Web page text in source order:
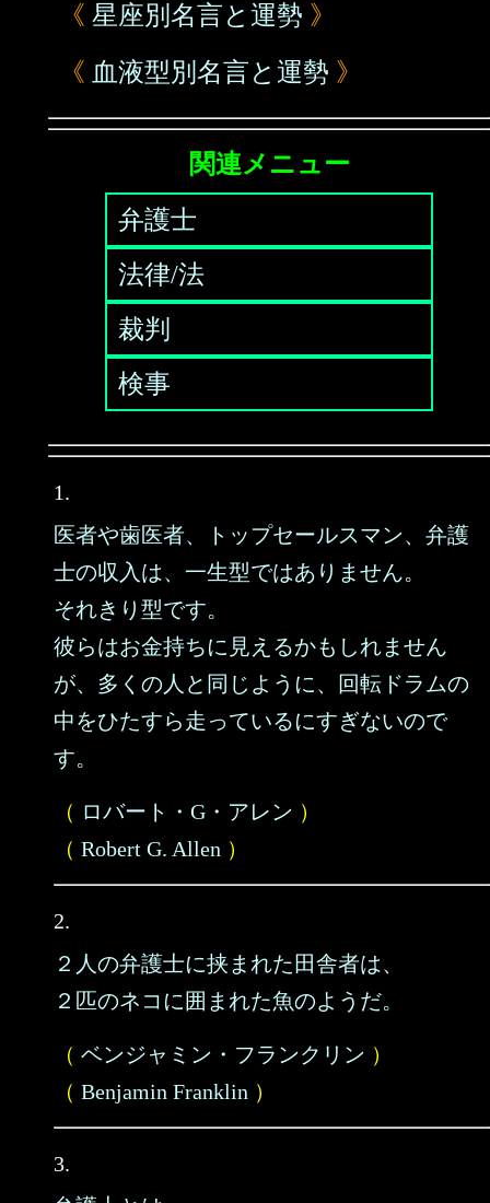
《 星座別名言と運勢 》
《 血液型別名言と運勢 》
関連メニュー
弁護士
法律/法
裁判
検事
1.
医者や歯医者、トップセールスマン、弁護
士の収入は、一生型ではありません。
それきり型です。
彼らはお金持ちに見えるかもしれません
が、多くの人と同じように、回転ドラムの
中をひたすら走っているにすぎないので
す。
（ ロバート・G・アレン ）
（ Robert G. Allen ）
2.
２人の弁護士に挟まれた田舎者は、
２匹のネコに囲まれた魚のようだ。
（ ベンジャミン・フランクリン ）
（ Benjamin Franklin ）
3.